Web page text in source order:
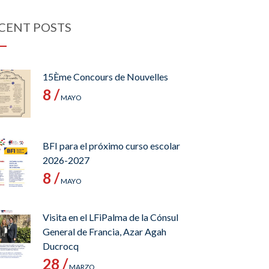
POSTS
15Ème Concours de Nouvelles
8 /MAYO
BFI para el próximo curso escolar
2026-2027
8 /MAYO
Visita en el LFiPalma de la Cónsul
General de Francia, Azar Agah
Ducrocq
28 /MARZO